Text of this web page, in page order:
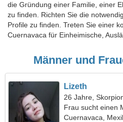
die Gründung einer Familie, einer
zu finden. Richten Sie die
Profile zu finden. Treten Sie einer
Cuernavaca für Einheimische,
Männer und
Lizeth
26 Jahre,
Frau sucht einen
Cuernavaca,